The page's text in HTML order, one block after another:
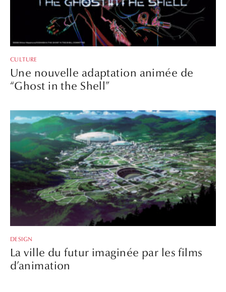
Une nouvelle adaptation animée de
“Ghost in the Shell”
DESIGN
La ville du futur imaginée par les films
d’animation
LES PLUS POPULAIRES